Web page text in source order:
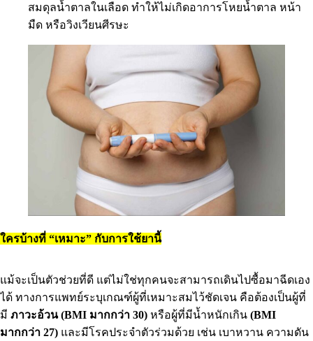
สมดุลน้ำตาลในเลือด ทำให้ไม่เกิดอาการโหยน้ำตาล หน้า
มืด หรือวิงเวียนศีรษะ
ใครบ้างที่ “เหมาะ” กับการใช้ยานี้
แม้จะเป็นตัวช่วยที่ดี แต่ไม่ใช่ทุกคนจะสามารถเดินไปซื้อมาฉีดเอง
ได้ ทางการแพทย์ระบุเกณฑ์ผู้ที่เหมาะสมไว้ชัดเจน คือต้องเป็นผู้ที่
มี ภาวะอ้วน (BMI มากกว่า 30) หรือผู้ที่มีน้ำหนักเกิน (BMI
มากกว่า 27) และมีโรคประจำตัวร่วมด้วย เช่น เบาหวาน ความดัน